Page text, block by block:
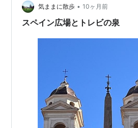
ーキ、サラミ、チーズ、…
気ままに散歩 • 10ヶ月前
スペイン広場とトレビの泉